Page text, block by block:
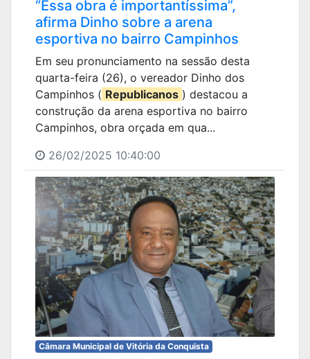
“Essa obra é importantíssima”,
afirma Dinho sobre a arena
esportiva no bairro Campinhos
Em seu pronunciamento na sessão desta
quarta-feira (26), o vereador Dinho dos
Campinhos ( Republicanos ) destacou a
construção da arena esportiva no bairro
Campinhos, obra orçada em qua...
26/02/2025 10:40:00
Câmara Municipal de Vitória da Conquista